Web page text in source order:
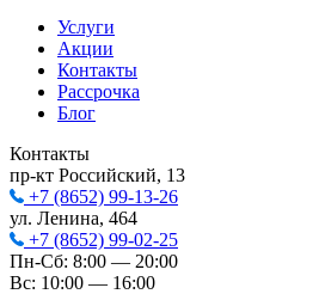
Услуги
Акции
Контакты
Рассрочка
Блог
Контакты
пр-кт Российский, 13
+7 (8652) 99-13-26
ул. Ленина, 464
+7 (8652) 99-02-25
Пн-Сб: 8:00 — 20:00
Вс: 10:00 — 16:00